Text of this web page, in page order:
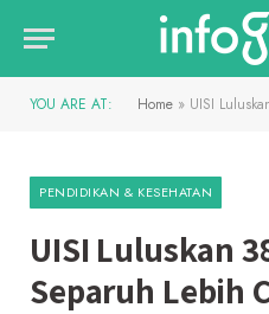
YOU ARE AT: Home » UISI Luluskan
PENDIDIKAN & KESEHATAN
UISI Luluskan
Separuh Lebih